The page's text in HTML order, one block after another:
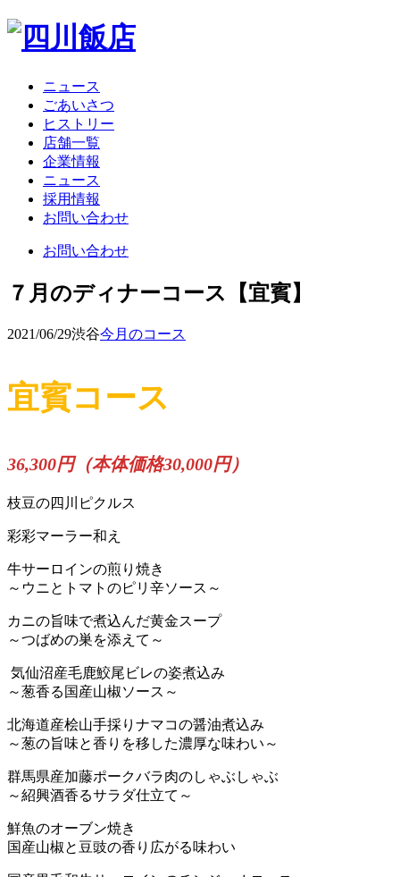
ニュース
ごあいさつ
ヒストリー
店舗一覧
企業情報
ニュース
採用情報
お問い合わせ
お問い合わせ
７月のディナーコース【宜賓】
2021/06/29渋谷今月のコース
宜賓コース
36,300円（本体価格30,000円）
枝豆の四川ピクルス
彩彩マーラー和え
牛サーロインの煎り焼き
～ウニとトマトのピリ辛ソース～
カニの旨味で煮込んだ黄金スープ
～つばめの巣を添えて～
気仙沼産毛鹿鮫尾ビレの姿煮込み
～葱香る国産山椒ソース～
北海道産桧山手採りナマコの醤油煮込み
～葱の旨味と香りを移した濃厚な味わい～
群馬県産加藤ポークバラ肉のしゃぶしゃぶ
～紹興酒香るサラダ仕立て～
鮮魚のオーブン焼き
国産山椒と豆豉の香り広がる味わい